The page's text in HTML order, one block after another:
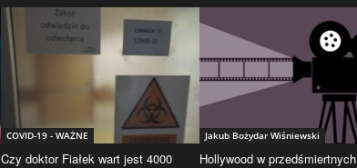
COVID-19 - WAŻNE
Czy doktor Fiałek wart jest 4000
Jakub Bożydar Wiśniewski
Hollywood w przedśmiertnych